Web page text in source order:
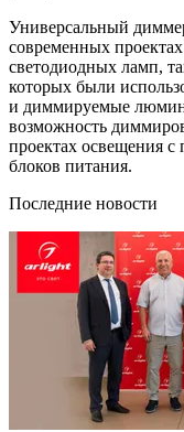
Универсальный
современных
светодиодных ламп,
которых были
и диммируемые
возможность
проектах освещения
блоков питания.
Последние новости